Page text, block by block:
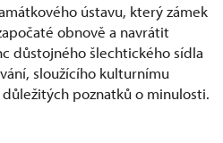
ústavu, který zámek
obnově a navrátit
důstojného šlechtického sídla
sloužícího kulturnímu
poznatků o minulosti.